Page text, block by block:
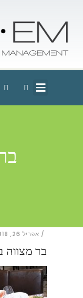
אפריל 26, 2018
בר מצווה